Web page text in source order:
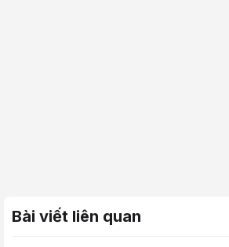
Bài viết liên quan